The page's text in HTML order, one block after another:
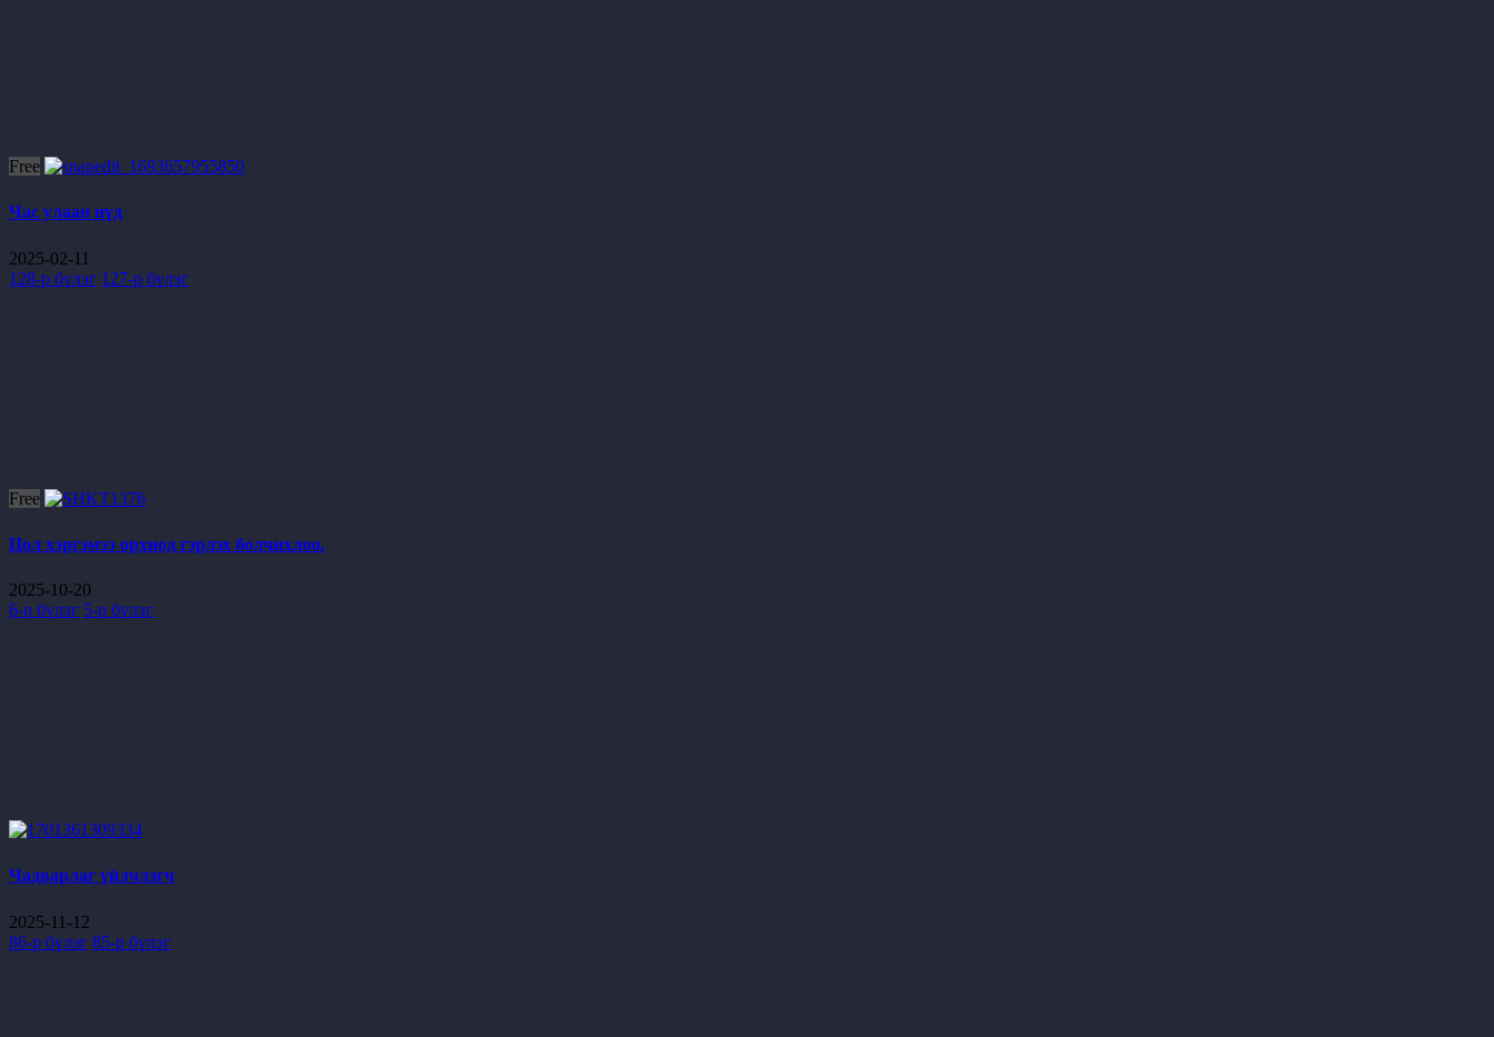
Free
Час улаан нүд
2025-02-11
128-р бүлэг 127-р бүлэг
Free
Цол хэргэмээ орхиод гэрлэх болчихлоо.
2025-10-20
6-р бүлэг 5-р бүлэг
Чадварлаг үйлчлэгч
2025-11-12
86-р бүлэг 85-р бүлэг